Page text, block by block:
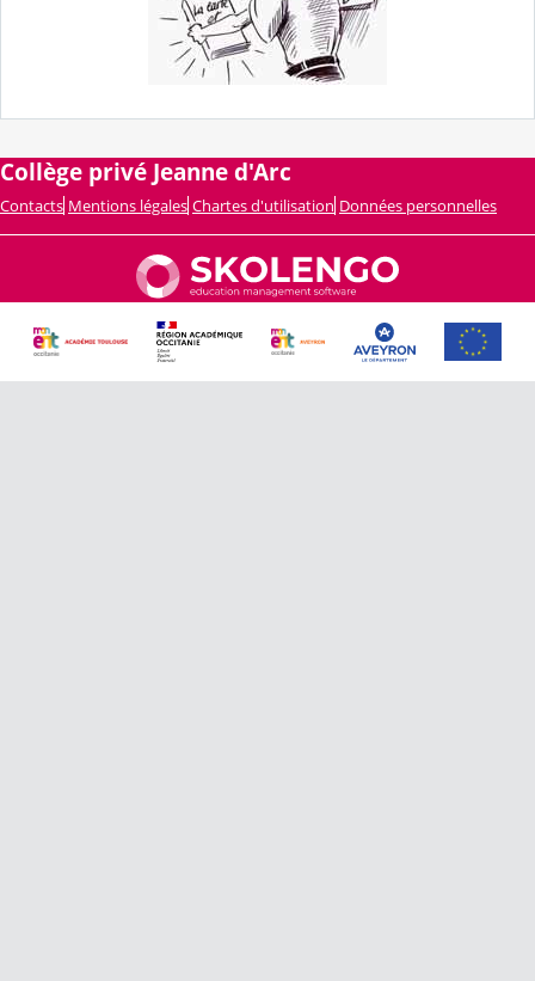
Collège privé Jeanne d'Arc
Contacts Mentions légales Chartes d'utilisation Données personnelles